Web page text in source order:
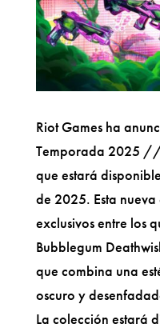
Riot Games ha
Temporada 2025 //
que estará
de 2025. Esta
exclusivos entre los
Bubblegum
que combina una
oscuro y
La colección estará